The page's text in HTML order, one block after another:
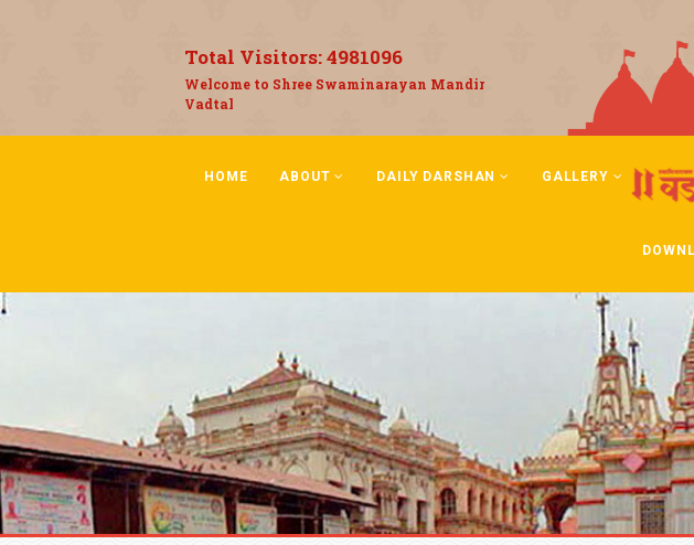
Total Visitors:4981096
Welcome to Shree Swaminarayan Mandir
Vadtal
HOME ABOUT DAILY DARSHAN GALLERY